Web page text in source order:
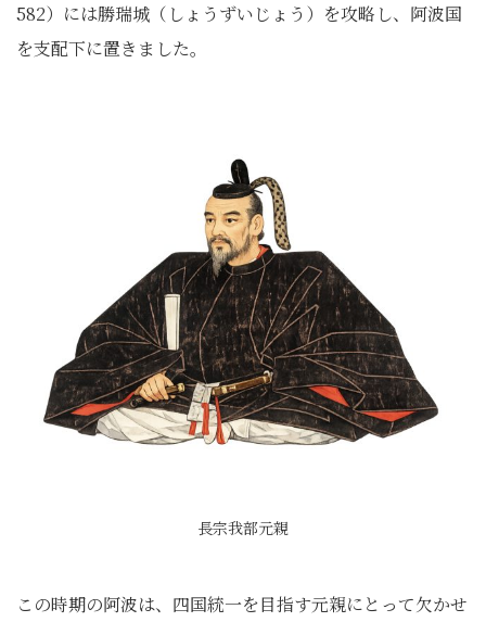
582）には勝瑞城（しょうずいじょう）を攻略し、阿波国
を支配下に置きました。
長宗我部元親
この時期の阿波は、四国統一を目指す元親にとって欠かせ